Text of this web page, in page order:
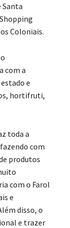
Santa
Coloniais.
com a
e
hortifruti,
toda a
com
produtos
com o Farol
e
disso, o
e trazer